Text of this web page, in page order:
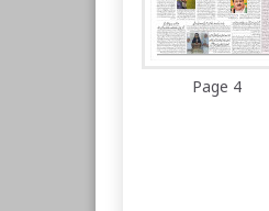
Page 4